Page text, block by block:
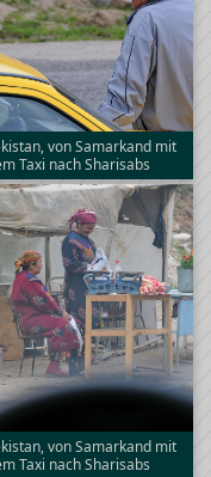
von Samarkand mit
Taxi nach Sharisabs
von Samarkand mit
Taxi nach Sharisabs